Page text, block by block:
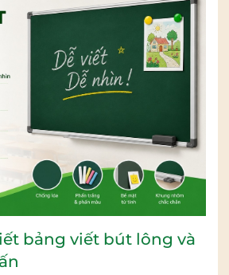
bảng viết bút lông và